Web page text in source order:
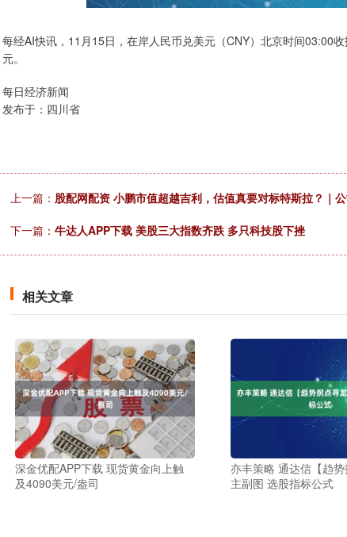
每经AI快讯，11月15日，在岸人民币兑美元（CNY）北京时间03:00
元。
每日经济新闻
发布于：四川省
上一篇： 股配网配资 小鹏市值超越吉利，估值真要对标特斯拉？｜
下一篇： 牛达人APP下载 美股三大指数齐跌 多只科技股下挫
相关文章
深金优配APP下载 现货黄金向上触
及4090美元/盎司
亦丰策略 通达信【趋势
主副图 选股指标公式